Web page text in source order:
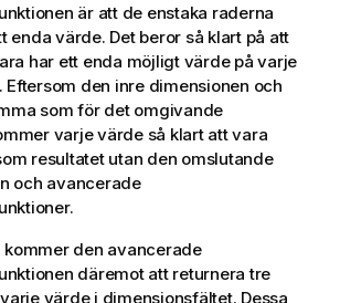
är att de enstaka raderna
enda värde. Det beror så klart på att
har ett enda möjligt värde på varje
den inre dimensionen och
som för det omgivande
varje värde så klart att vara
resultatet utan den omslutande
och avancerade
den avancerade
däremot att returnera tre
värde i dimensionsfältet. Dessa